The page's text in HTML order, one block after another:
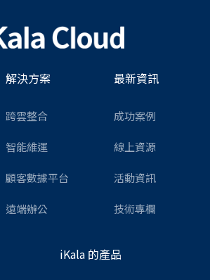
解決方案
跨雲整合
智能維運
顧客數據平台
遠端辦公
最新資訊
成功案例
線上資源
活動資訊
技術專欄
iKala 的產品